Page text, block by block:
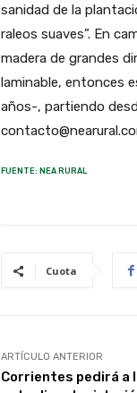
sanidad de la
raleos suaves”. En
madera de grandes
laminable, entonces
años-, partiendo
FUENTE: NEA RURAL
Cuota
ARTÍCULO ANTERIOR
Corrientes pedirá a